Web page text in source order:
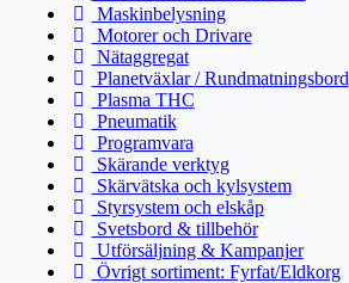
Maskinbelysning
Motorer och Drivare
Nätaggregat
Planetväxlar / Rundmatningsbord
Plasma THC
Pneumatik
Programvara
Skärande verktyg
Skärvätska och kylsystem
Styrsystem och elskåp
Svetsbord & tillbehör
Utförsäljning & Kampanjer
Övrigt sortiment: Fyrfat/Eldkorg